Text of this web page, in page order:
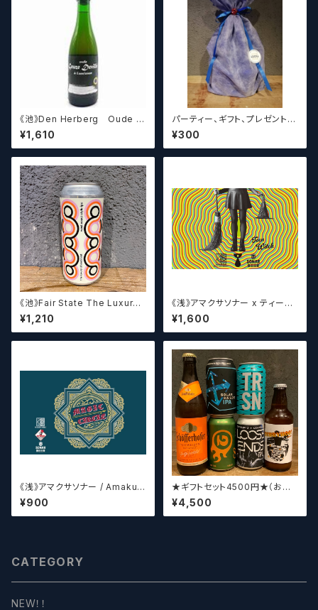
《池》Den Herberg Oude G
euze Deville a L'acienne
デンヘルベルグ
¥1,610
パーティー、ギフト、プレゼント、
お中元、お歳暮、結婚祝い等の
贈り物やお祝いに！
¥300
《池》Fair State The Luxury
of Restraint / フェアステイト
ザ ラグジュアリー オブ リストレ
イント【クラフトビールシザーズ】
¥1,210
《浅》アマクサソナー x ティーン
エイジ x ウィッチクラフト / Am
akusa sonar x Teenage Br
ewing ×WITCH CRAFT Tee
ズ】
¥1,600
《浅》アマクサソナー / Amakus
a sonar MAGIC CIRCLE 【ク
ラフトビールシザーズ】
¥900
★ギフトセット4500円★（お好
みに合わせて5〜6本チョイスさ
せていただきます）【クラフトビー
ル】
¥4,500
CATEGORY
NEW！！